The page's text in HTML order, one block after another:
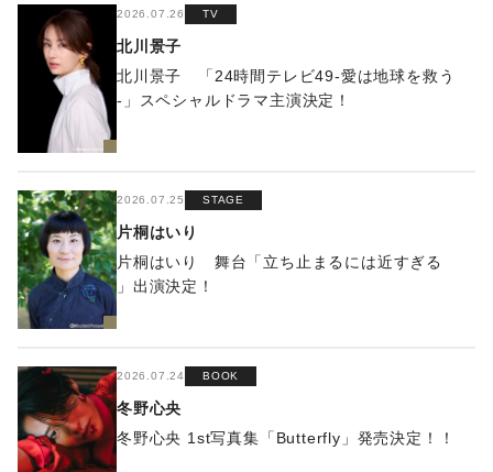
2026.07.26 TV
北川景子
北川景子 「24時間テレビ49-愛は地球を救う
-」スペシャルドラマ主演決定！
2026.07.25 STAGE
片桐はいり
片桐はいり 舞台「立ち止まるには近すぎる
」出演決定！
2026.07.24 BOOK
冬野心央
冬野心央 1st写真集「Butterfly」発売決定！！